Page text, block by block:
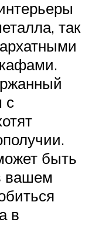
так
с
быть
вашем
в